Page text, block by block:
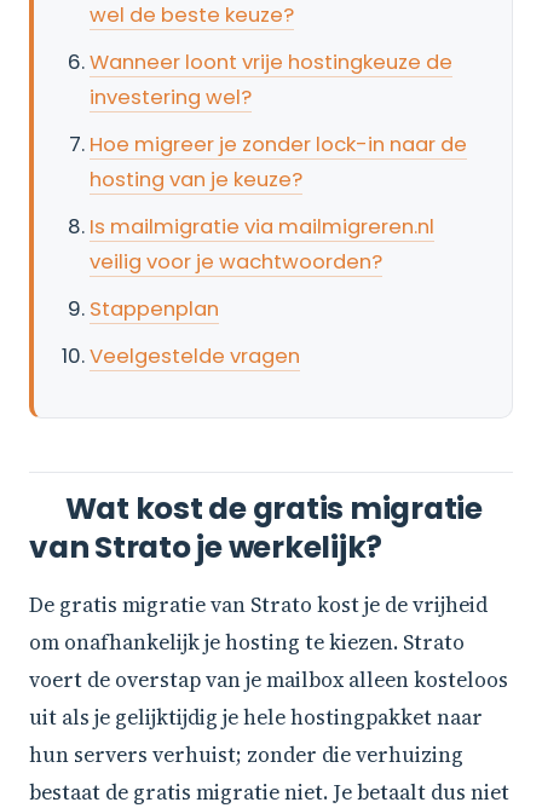
wel de beste keuze?
Wanneer loont vrije hostingkeuze de
investering wel?
Hoe migreer je zonder lock-in naar de
hosting van je keuze?
Is mailmigratie via mailmigreren.nl
veilig voor je wachtwoorden?
Stappenplan
Veelgestelde vragen
Wat kost de gratis migratie
van Strato je werkelijk?
De gratis migratie van Strato kost je de vrijheid
om onafhankelijk je hosting te kiezen. Strato
voert de overstap van je mailbox alleen kosteloos
uit als je gelijktijdig je hele hostingpakket naar
hun servers verhuist; zonder die verhuizing
bestaat de gratis migratie niet. Je betaalt dus niet